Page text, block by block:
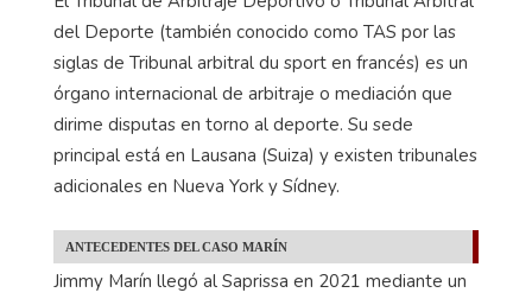
del Deporte (también conocido como TAS por las
siglas de Tribunal arbitral du sport en francés) es un
órgano internacional de arbitraje o mediación que
dirime disputas en torno al deporte. Su sede
principal está en Lausana (Suiza) y existen tribunales
adicionales en Nueva York y Sídney.
ANTECEDENTES DEL CASO MARÍN
Jimmy Marín llegó al Saprissa en 2021 mediante un